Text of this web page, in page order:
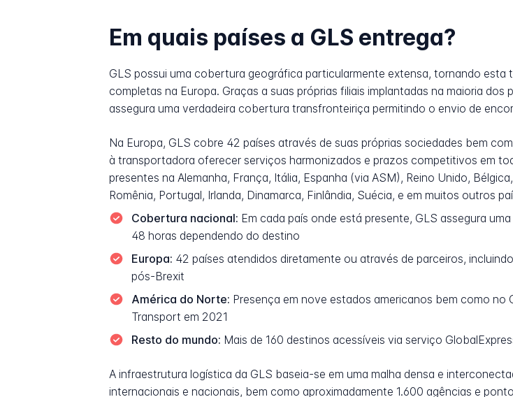
Em quais países a GLS entrega?
GLS possui uma cobertura geográfica particularmente extensa, tornando esta
completas na Europa. Graças a suas próprias filiais implantadas na maioria
assegura uma verdadeira cobertura transfronteiriça permitindo o envio de
Na Europa, GLS cobre 42 países através de suas próprias sociedades bem
à transportadora oferecer serviços harmonizados e prazos competitivos em
presentes na Alemanha, França, Itália, Espanha (via ASM), Reino Unido,
Romênia, Portugal, Irlanda, Dinamarca, Finlândia, Suécia, e em muitos outros
Cobertura nacional: Em cada país onde está presente, GLS assegura
48 horas dependendo do destino
Europa: 42 países atendidos diretamente ou através de parceiros,
pós-Brexit
América do Norte: Presença em nove estados americanos bem como no
Transport em 2021
Resto do mundo: Mais de 160 destinos acessíveis via serviço
A infraestrutura logística da GLS baseia-se em uma malha densa e
internacionais e nacionais, bem como aproximadamente 1.600 agências e